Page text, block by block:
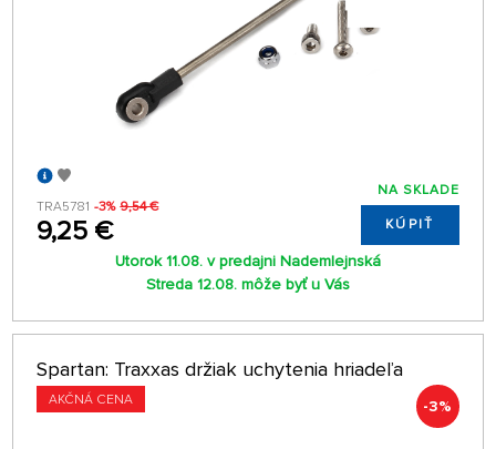
TRA5781 -3% 9,54 €
9,25 €
NA SKLADE
KÚPIŤ
Utorok 11.08. v predajni Nademlejnská
Streda 12.08. môže byť u Vás
Spartan: Traxxas držiak uchytenia hriadeľa
AKČNÁ CENA -3%